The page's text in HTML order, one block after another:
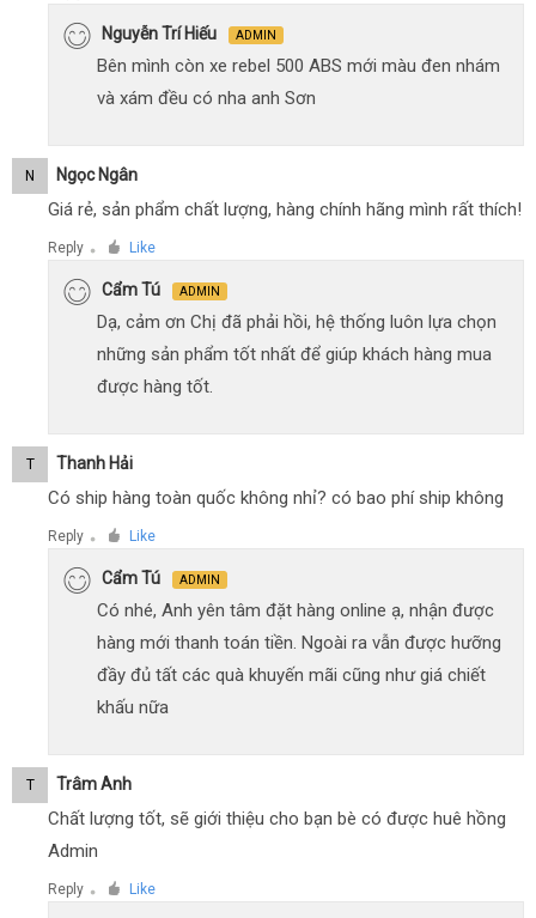
Nguyễn Trí Hiếu ADMIN
Bên mình còn xe rebel 500 ABS mới màu đen nhám
và xám đều có nha anh Sơn
N Ngọc Ngân
Giá rẻ, sản phẩm chất lượng, hàng chính hãng mình rất thích!
Reply ● Like
Cẩm Tú ADMIN
Dạ, cảm ơn Chị đã phải hồi, hệ thống luôn lựa chọn
những sản phẩm tốt nhất để giúp khách hàng mua
được hàng tốt.
T Thanh Hải
Có ship hàng toàn quốc không nhỉ? có bao phí ship không
Reply ● Like
Cẩm Tú ADMIN
Có nhé, Anh yên tâm đặt hàng online ạ, nhận được
hàng mới thanh toán tiền. Ngoài ra vẫn được hưỡng
đầy đủ tất các quà khuyến mãi cũng như giá chiết
khấu nữa
T Trâm Anh
Chất lượng tốt, sẽ giới thiệu cho bạn bè có được huê hồng
Admin
Reply ● Like